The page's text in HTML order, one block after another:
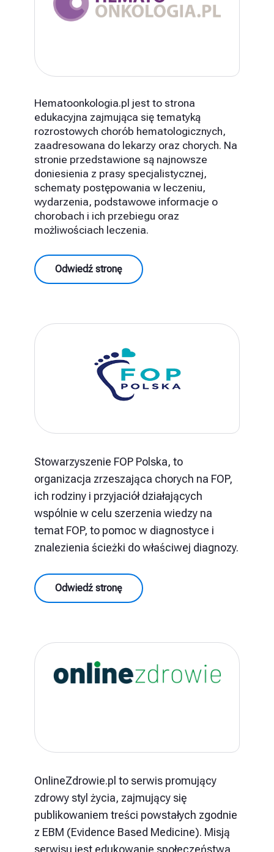
Hematoonkologia.pl jest to strona
edukacyjna zajmująca się tematyką
rozrostowych chorób hematologicznych,
zaadresowana do lekarzy oraz chorych. Na
stronie przedstawione są najnowsze
doniesienia z prasy specjalistycznej,
schematy postępowania w leczeniu,
wydarzenia, podstawowe informacje o
chorobach i ich przebiegu oraz
możliwościach leczenia.
Odwiedź stronę
Stowarzyszenie FOP Polska, to
organizacja zrzeszająca chorych na FOP,
ich rodziny i przyjaciół działających
wspólnie w celu szerzenia wiedzy na
temat FOP, to pomoc w diagnostyce i
znalezienia ścieżki do właściwej diagnozy.
Odwiedź stronę
OnlineZdrowie.pl to serwis promujący
zdrowy styl życia, zajmujący się
publikowaniem treści powstałych zgodnie
z EBM (Evidence Based Medicine). Misją
serwisu jest edukowanie społeczeństwa